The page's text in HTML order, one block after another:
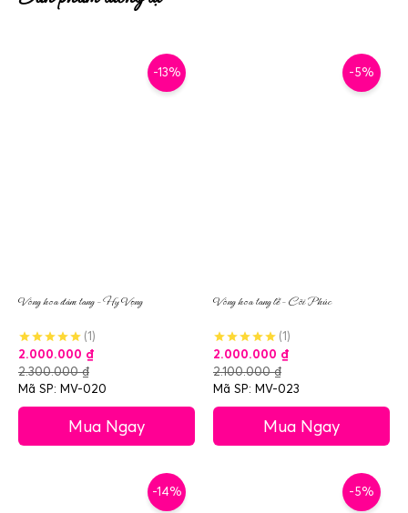
-13%
Vòng hoa đám tang – Hy Vọng
(1)
2.000.000 ₫
2.300.000₫
Mã SP: MV-020
Mua Ngay
-5%
Vòng hoa tang lễ – Cõi Phúc
(1)
2.000.000 ₫
2.100.000₫
Mã SP: MV-023
Mua Ngay
-14% -5%